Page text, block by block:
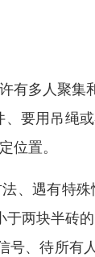
有多人聚
要用吊绳
位置。
、遇有特
两块半砖
号、待所有